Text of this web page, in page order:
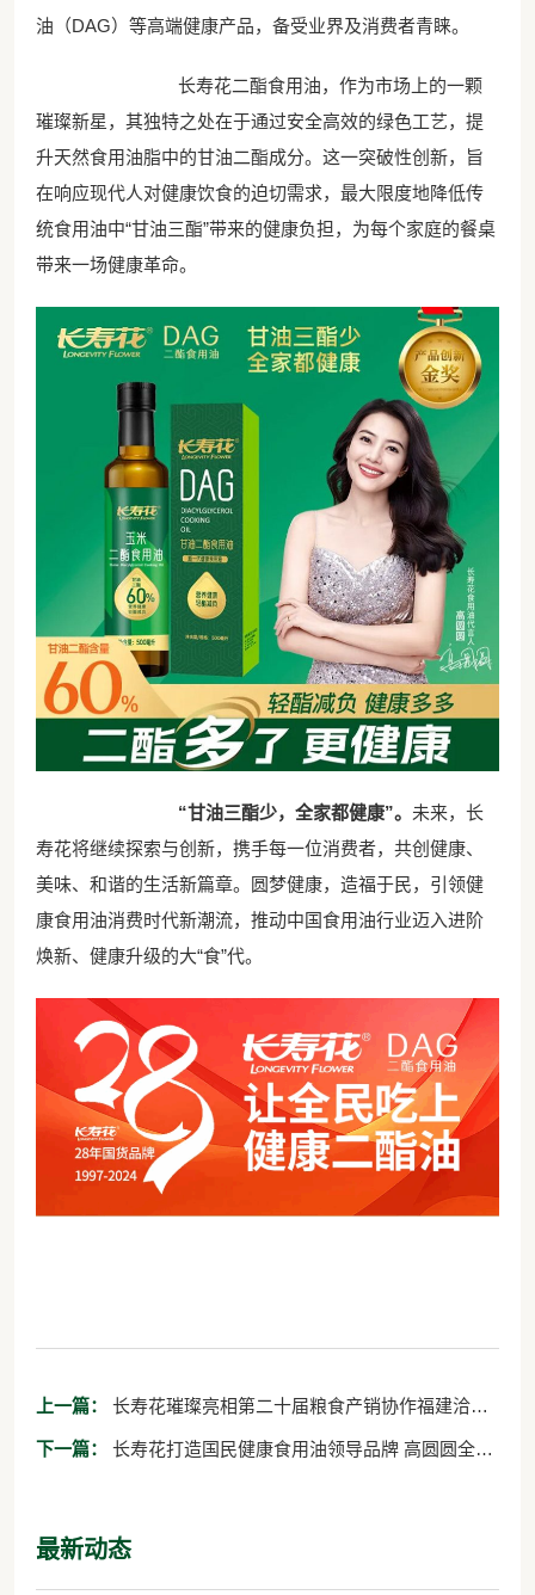
油（DAG）等高端健康产品，备受业界及消费者青睐。
长寿花二酯食用油，作为市场上的一颗
璀璨新星，其独特之处在于通过安全高效的绿色工艺，提
升天然食用油脂中的甘油二酯成分。这一突破性创新，旨
在响应现代人对健康饮食的迫切需求，最大限度地降低传
统食用油中“甘油三酯”带来的健康负担，为每个家庭的餐桌
带来一场健康革命。
“甘油三酯少，全家都健康”。 未来，长
寿花将继续探索与创新，携手每一位消费者，共创健康、
美味、和谐的生活新篇章。圆梦健康，造福于民，引领健
康食用油消费时代新潮流，推动中国食用油行业迈入进阶
焕新、健康升级的大“食”代。
上一篇：
会 引领健康食用油新风尚
下一篇：
最新动态